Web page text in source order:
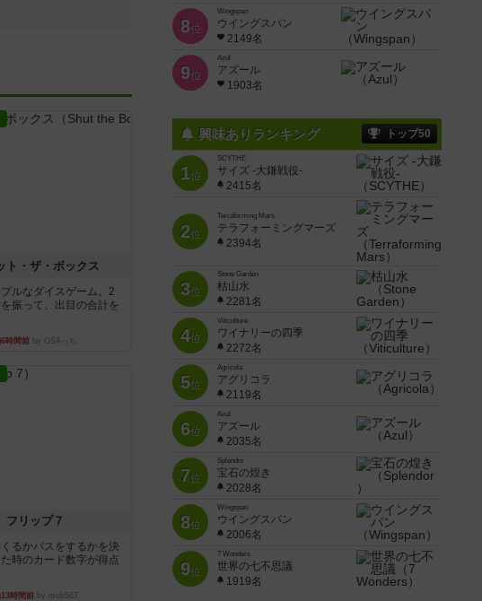
ト・ザ・ボックス
ルなダイスゲーム。2
振って、出目の合計を
時間前 by OSAっち
フリップ７
るかパスをするかを決
時のカード数字が得点
時間前by mob567
8位
Wingspan
ウイングスパン
2149名
9位
Azul
アズール
1903名
興味ありランキング トップ50
1位
SCYTHE
サイズ -大鎌戦役-
2415名
2位
Terraforming Mars
テラフォーミングマーズ
2394名
3位
Stone Garden
枯山水
2281名
4位
Viticulture
ワイナリーの四季
2272名
5位
Agricola
アグリコラ
2119名
6位
Azul
アズール
2035名
7位
Splendor
宝石の煌き
2028名
8位
Wingspan
ウイングスパン
2006名
9位
7 Wonders
世界の七不思議
1919名